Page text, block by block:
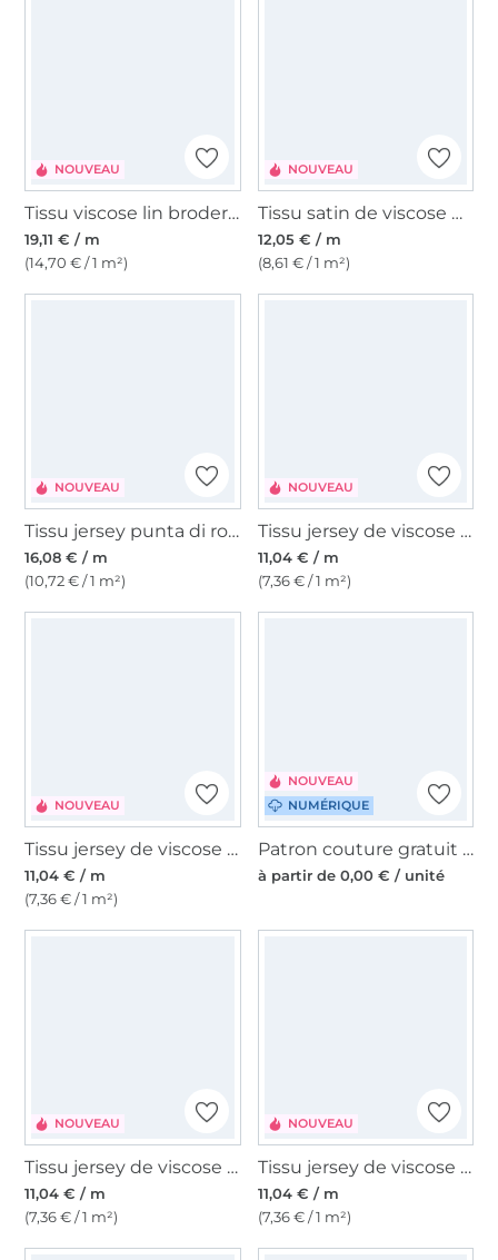
NOUVEAU
Tissu viscose lin broderie à pois Midnight Blossom, noir
19,11 € / m
(14,70 € / 1 m²)
NOUVEAU
Tissu satin de viscose Desert Bloom, rose
12,05 € / m
(8,61 € / 1 m²)
NOUVEAU
Tissu jersey punta di roma romanite Graphic Flow, bordeaux
16,08 € / m
(10,72 € / 1 m²)
NOUVEAU
Tissu jersey de viscose Polka Dots, noir
11,04 € / m
(7,36 € / 1 m²)
NOUVEAU
Tissu jersey de viscose Polka Dots, marron
11,04 € / m
(7,36 € / 1 m²)
NOUVEAU
NUMÉRIQUE
Patron couture gratuit Couverture de livre, en allemand
à partir de 0,00 € / unité
NOUVEAU
Tissu jersey de viscose Polka Dots, bordeaux
11,04 € / m
(7,36 € / 1 m²)
NOUVEAU
Tissu jersey de viscose Polka Dots, bleu foncé
11,04 € / m
(7,36 € / 1 m²)